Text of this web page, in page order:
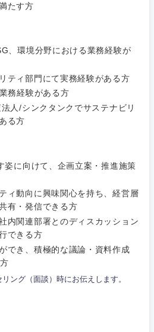
たす方
、環境分野における業務経験が
ティ部門にて実務経験がある方
務経験がある方
人/シンクタンクでサステナビリ
る方
姿に向けて、企画立案・推進施策
ィ動向に興味関心を持ち、経営層
有・発信できる方
内関連部署とのディスカッション
できる方
でき、積極的な議論・資料作成
ング（面談）時にお伝えします。
富山県